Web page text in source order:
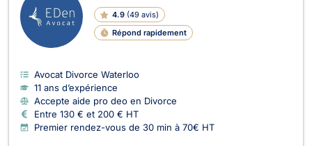
4.9 (49 avis)
Répond rapidement
Avocat Divorce Waterloo
11 ans d’expérience
Accepte aide pro deo en Divorce
Entre 130 € et 200 € HT
Premier rendez-vous de 30 min à 70€ HT